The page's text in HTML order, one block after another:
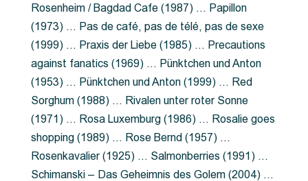
Rosenheim / Bagdad Cafe (1987) … Papillon
(1973) … Pas de café, pas de télé, pas de sexe
(1999) … Praxis der Liebe (1985) … Precautions
against fanatics (1969) … Pünktchen und Anton
(1953) … Pünktchen und Anton (1999) … Red
Sorghum (1988) … Rivalen unter roter Sonne
(1971) … Rosa Luxemburg (1986) … Rosalie goes
shopping (1989) … Rose Bernd (1957) …
Rosenkavalier (1925) … Salmonberries (1991) …
Schimanski – Das Geheimnis des Golem (2004) …